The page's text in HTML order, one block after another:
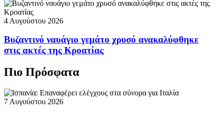
4 Αυγούστου 2026
Βυζαντινό ναυάγιο γεμάτο χρυσό ανακαλύφθηκε
στις ακτές της Κροατίας
Πιο Πρόσφατα
7 Αυγούστου 2026